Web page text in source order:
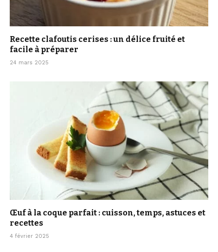
Recette clafoutis cerises : un délice fruité et
facile à préparer
24 mars 2025
Œuf à la coque parfait : cuisson, temps, astuces et
recettes
4 février 2025